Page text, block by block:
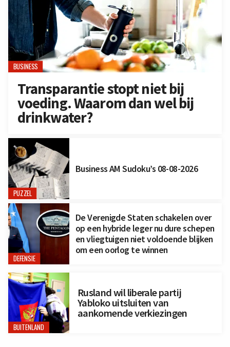
BUSINESS
Transparantie stopt niet bij
voeding. Waarom dan wel bij
drinkwater?
PUZZEL
Business AM Sudoku’s 08-08-2026
DEFENSIE
De Verenigde Staten schakelen over
op een hybride leger nu dure schepen
en vliegtuigen niet voldoende blijken
om een oorlog te winnen
BUITENLAND
Rusland wil liberale partij
Yabloko uitsluiten van
aankomende verkiezingen